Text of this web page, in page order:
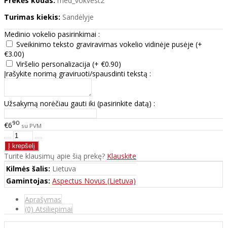
Turimas kiekis: Sandėlyje
Medinio vokelio pasirinkimai :
Sveikinimo teksto graviravimas vokelio vidinėje pusėje (+
€3.00)
Viršelio personalizacija (+ €0.90)
Įrašykite norimą graviruoti/spausdinti tekstą :
Užsakymą norėčiau gauti iki (pasirinkite datą) :
€690 su PVM
Turite klausimų apie šią prekę? Klauskite
Kilmės šalis: Lietuva
Gamintojas: Aspectus Novus (Lietuva)
Aprašymas
(0) Atsiliepimai